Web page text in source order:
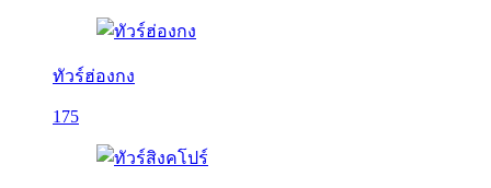
ทัวร์ฮ่องกง
175